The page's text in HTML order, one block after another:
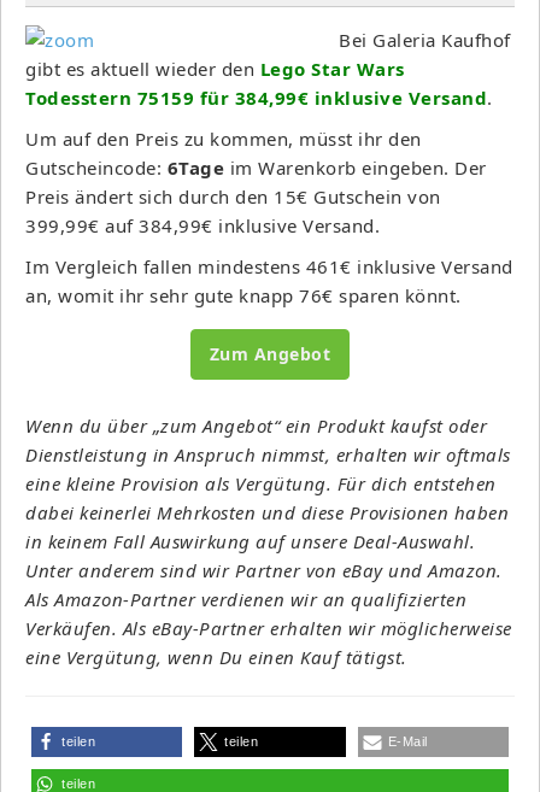
Bei Galeria Kaufhof
gibt es aktuell wieder den Lego Star Wars
Todesstern 75159 für 384,99€ inklusive Versand.
Um auf den Preis zu kommen, müsst ihr den
Gutscheincode: 6Tage im Warenkorb eingeben. Der
Preis ändert sich durch den 15€ Gutschein von
399,99€ auf 384,99€ inklusive Versand.
Im Vergleich fallen mindestens 461€ inklusive Versand
an, womit ihr sehr gute knapp 76€ sparen könnt.
Zum Angebot
Wenn du über „zum Angebot“ ein Produkt kaufst oder
Dienstleistung in Anspruch nimmst, erhalten wir oftmals
eine kleine Provision als Vergütung. Für dich entstehen
dabei keinerlei Mehrkosten und diese Provisionen haben
in keinem Fall Auswirkung auf unsere Deal-Auswahl.
Unter anderem sind wir Partner von eBay und Amazon.
Als Amazon-Partner verdienen wir an qualifizierten
Verkäufen. Als eBay-Partner erhalten wir möglicherweise
eine Vergütung, wenn Du einen Kauf tätigst.
teilen teilen E-Mail
teilen